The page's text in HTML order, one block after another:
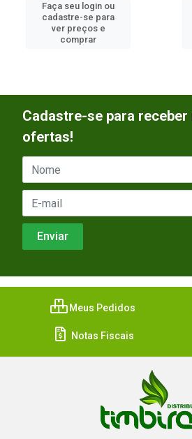
Faça seu login ou
cadastre-se para
ver preços e
comprar
Cadastre-se para receber
ofertas!
Meus Pedidos
Notas Fiscais